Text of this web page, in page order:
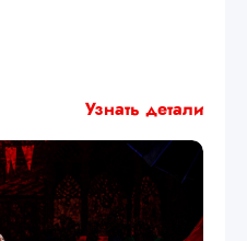
Узнать детали